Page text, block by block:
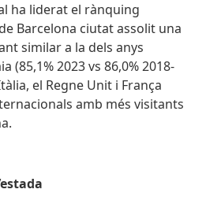
ha liderat el rànquing
Barcelona ciutat assolit una
similar a la dels anys
(85,1% 2023 vs 86,0% 2018-
el Regne Unit i França
amb més visitants